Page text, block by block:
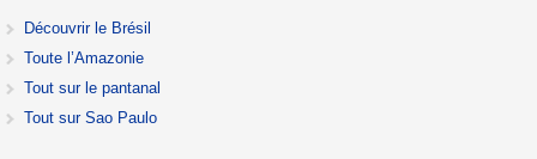
Découvrir le Brésil
Toute l’Amazonie
Tout sur le pantanal
Tout sur Sao Paulo